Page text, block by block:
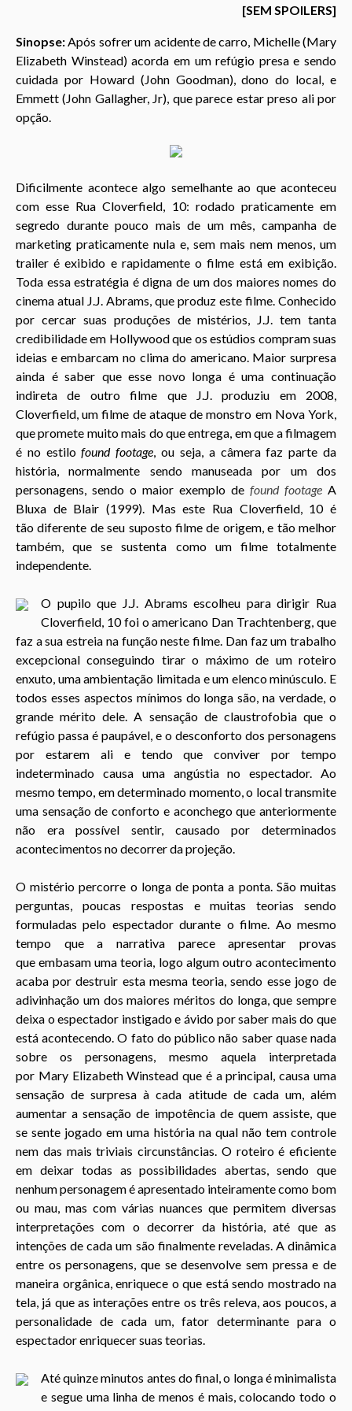
[SEM SPOILERS]
Sinopse:Após sofrer um acidente de carro, Michelle (Mary
Elizabeth Winstead) acorda em umrefúgio presa e sendo
cuidada por Howard (John Goodman), dono do local, e
Emmett (John Gallagher, Jr), que parece estar preso ali por
opção.
Dificilmente acontece algo semelhante ao que aconteceu
com esse Rua Cloverfield, 10: rodado praticamente em
segredo durante pouco mais de um mês, campanha de
marketing praticamente nula e, sem mais nem menos, um
trailer é exibido e rapidamente o filme está em exibição.
Toda essa estratégia é digna de um dos maiores nomes do
cinema atual J.J. Abrams, que produz este filme. Conhecido
por cercar suas produções de mistérios, J.J. tem tanta
credibilidade em Hollywood que os estúdios compram suas
ideias e embarcam no clima do americano. Maior surpresa
ainda é saber que esse novo longa é uma continuação
indireta de outro filme que J.J. produziu em 2008,
Cloverfield, um filme de ataque de monstro em Nova York,
que promete muito mais do que entrega, em que a filmagem
é no estilofound footage , ou seja, a câmera faz parte da
história, normalmente sendo manuseada por um dos
personagens, sendo o maior exemplo de found footage A
Bluxa de Blair (1999). Mas este Rua Cloverfield, 10 é
tão diferente de seu suposto filme de origem, e tão melhor
também, que se sustenta como um filme totalmente
independente.
O pupilo que J.J. Abrams escolheu para dirigir Rua
Cloverfield, 10 foi o americano Dan Trachtenberg, que
faz a sua estreia na função neste filme. Dan faz um trabalho
excepcional conseguindo tirar o máximo de um roteiro
enxuto, uma ambientação limitada e um elenco minúsculo. E
todos esses aspectos mínimos do longa são, na verdade, o
grandemérito dele. A sensação de claustrofobia que o
refúgio passa é paupável, e o desconforto dos personagens
por estarem ali e tendo que conviver por tempo
indeterminado causa uma angústia no espectador. Ao
mesmo tempo, em determinado momento, o local transmite
uma sensação de conforto e aconchego que anteriormente
não era possível sentir, causado por determinados
acontecimentos no decorrer da projeção.
O mistério percorre o longa de ponta a ponta. São muitas
perguntas, poucas respostas e muitas teorias sendo
formuladas pelo espectador durante o filme. Ao mesmo
tempo que a narrativa parece apresentar provas
que embasam uma teoria, logo algum outro acontecimento
acaba por destruir esta mesma teoria, sendo esse jogo de
adivinhação um dos maiores méritos do longa, que sempre
deixa o espectador instigado e ávido por saber mais do que
está acontecendo. O fato do público não saber quase nada
sobre os personagens, mesmo aquela interpretada
por Mary Elizabeth Winstead que é a principal, causa uma
sensação de surpresa à cada atitude de cada um, além
aumentar a sensação de impotência de quem assiste, que
sesente jogado em uma história na qual não tem controle
nem das mais triviais circunstâncias. O roteiro é eficiente
em deixar todas as possibilidades abertas, sendo que
nenhum personagem é apresentado inteiramente como bom
ou mau, mas com várias nuances que permitem diversas
interpretações com o decorrer da história, até que as
intenções de cada um são finalmente reveladas. A dinâmica
entre os personagens, que se desenvolve sem pressa e de
maneira orgânica, enriquece o que está sendo mostrado na
tela, já que as interações entre os três releva, aos poucos, a
personalidade de cada um, fator determinante para o
espectador enriquecer suas teorias.
Até quinze minutos antes do final, o longa é minimalista
e segue uma linha de menos é mais, colocando todo o